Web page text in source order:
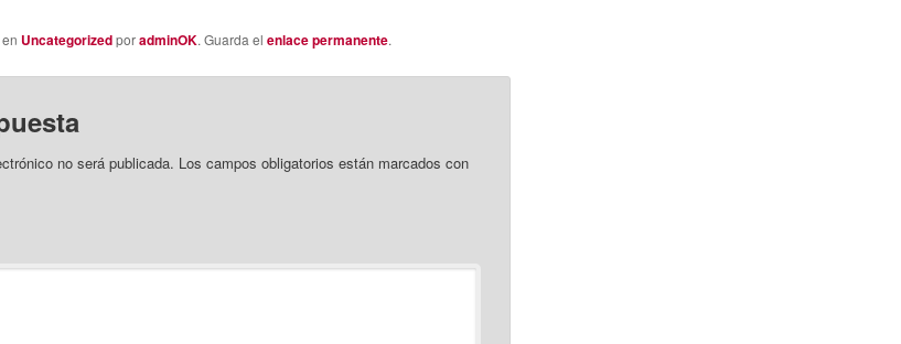
UncategorizedporadminOK. Guarda el enlace permanente.
no será publicada. Los campos obligatorios están marcados con